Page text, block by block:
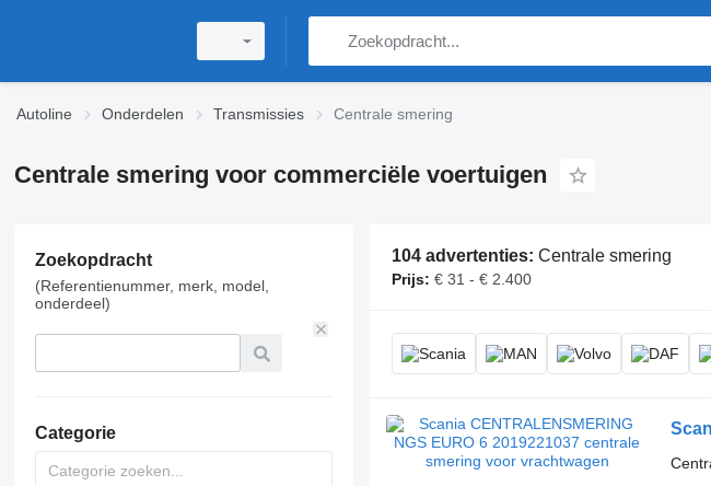
Autoline Onderdelen Transmissies Centrale smering
Centrale smering voor commerciële voertuigen
Zoekopdracht
(Referentienummer, merk, model,
onderdeel)
Categorie
104 advertenties: Centrale smering
Prijs: € 31 - € 2.400